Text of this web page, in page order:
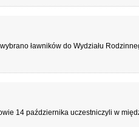
ławników do Wydziału
14 października uczestniczyli w